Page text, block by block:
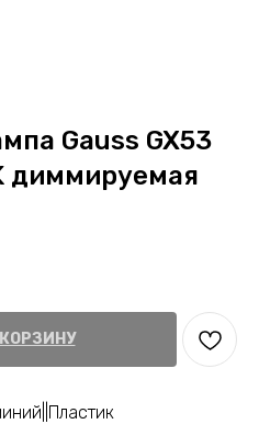
Gauss GX53
диммируемая